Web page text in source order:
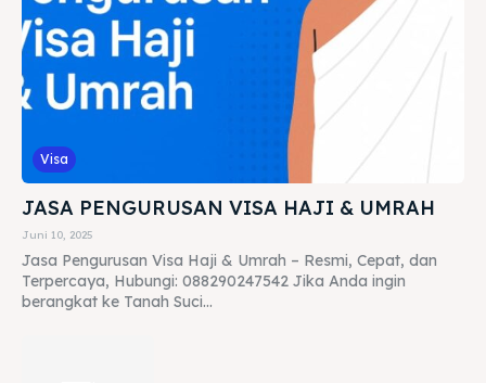
Visa
JASA PENGURUSAN VISA HAJI & UMRAH
Juni 10, 2025
Jasa Pengurusan Visa Haji & Umrah – Resmi, Cepat, dan
Terpercaya, Hubungi: 088290247542 Jika Anda ingin
berangkat ke Tanah Suci...